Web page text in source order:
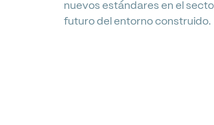
nuevos estándares en el
futuro del entorno construido.